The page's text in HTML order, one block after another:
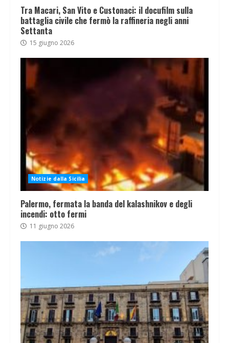
Tra Macari, San Vito e Custonaci: il docufilm sulla
battaglia civile che fermò la raffineria negli anni
Settanta
15 giugno 2026
Notizie dalla Sicilia
Palermo, fermata la banda del kalashnikov e degli
incendi: otto fermi
11 giugno 2026